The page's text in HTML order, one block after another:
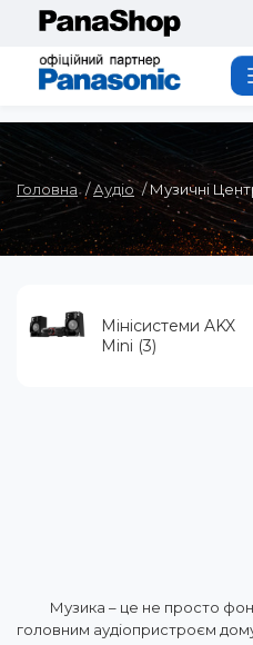
Головна Аудіо Музичні
Мінісистеми AKX
Mini (3)
Музика – це не просто
головним аудіопристроєм